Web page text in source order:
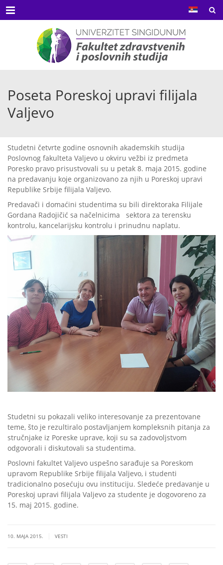
Menu
Poseta Poreskoj upravi filijala
Valjevo
Studetni četvrte godine osnovnih akademskih studija
Poslovnog fakulteta Valjevo u okviru vežbi iz predmeta
Poresko pravo prisustvovali su u petak 8. maja 2015. godine
na predavanju koje organizovano za njih u Poreskoj upravi
Republike Srbije filijala Valjevo.
Predavači i domaćini studentima su bili direktoraka Filijale
Gordana Radojičić sa načelnicima sektora za terensku
kontrolu, kancelarijsku kontrolu i prinudnu naplatu.
Studetni su pokazali veliko interesovanje za prezentovane
teme, što je rezultiralo postavljanjem kompleksnih pitanja za
stručnjake iz Poreske uprave, koji su sa zadovoljstvom
odgovorali i diskutovali sa studentima.
Poslovni fakultet Valjevo uspešno sarađuje sa Poreskom
upravom Republike Srbije filijala Valjevo, i studenti
tradicionalno posećuju ovu instituciju. Sledeće predavanje u
Poreskoj upravi filijala Valjevo za studente je dogovoreno za
15. maj 2015. godine.
10. MAJA 2015. VESTI